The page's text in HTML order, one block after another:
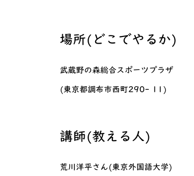
場所(どこでやるか)
武蔵野の森総合スポーツプラザ
(東京都調布市西町290- 11)
講師(教える人)
荒川洋平さん(東京外国語大学)